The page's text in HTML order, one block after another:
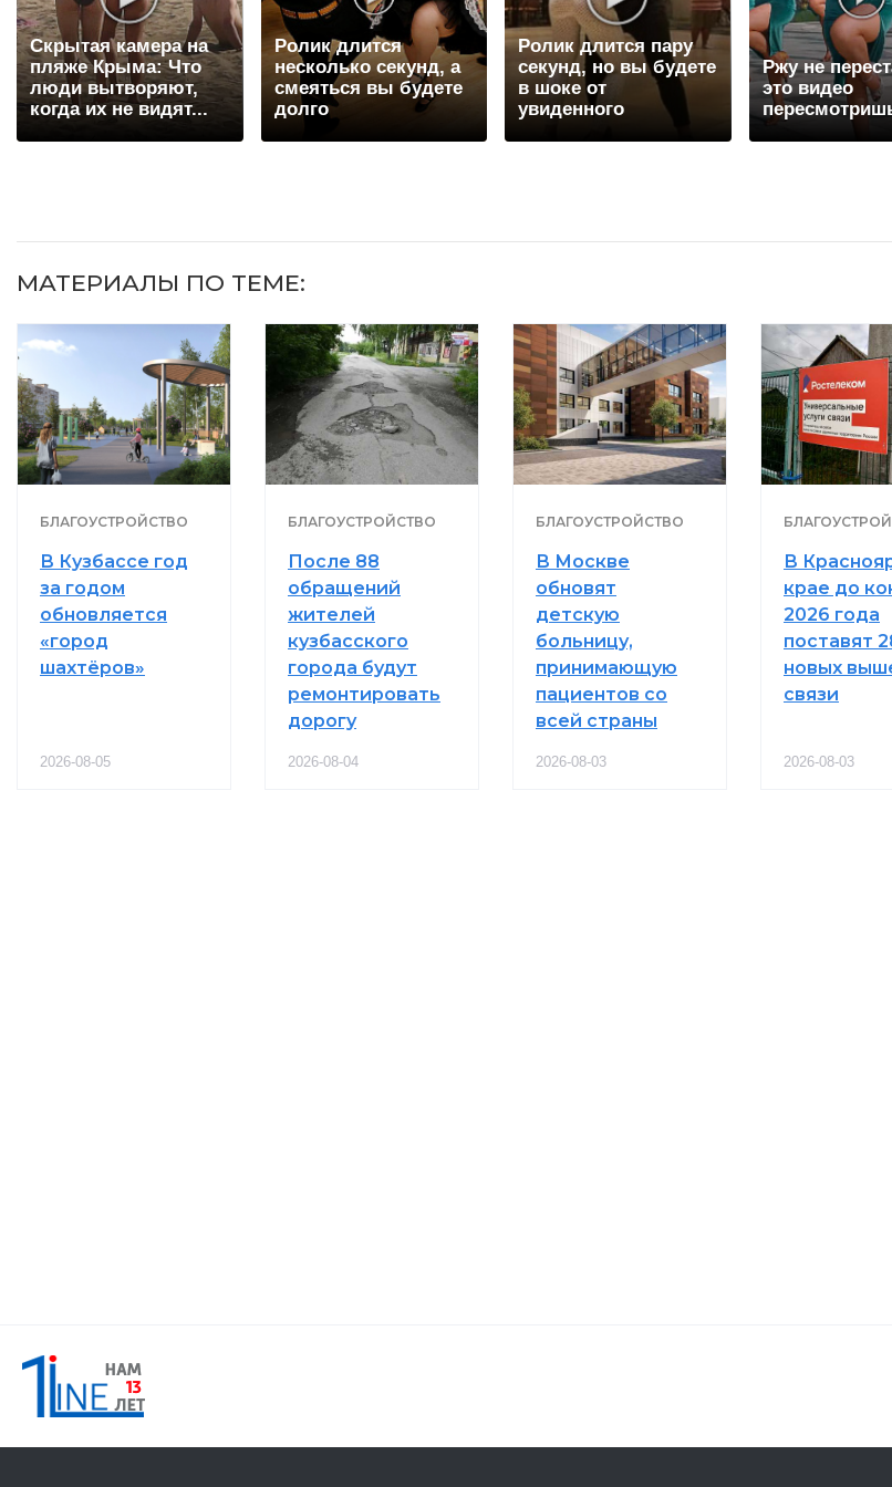
Скрытая камера на
пляже Крыма: Что
люди вытворяют,
когда их не видят...
Ролик длится
несколько секунд, а
смеяться вы будете
долго
Ролик длится пару
секунд, но вы будете
в шоке от
увиденного
Ржу не
это видео
МАТЕРИАЛЫ ПО ТЕМЕ:
БЛАГОУСТРОЙСТВО
В Кузбассе год
за годом
обновляется
«город
шахтёров»
2026-08-05
БЛАГОУСТРОЙСТВО
После 88
обращений
жителей
кузбасского
города будут
ремонтировать
дорогу
2026-08-04
БЛАГОУСТРОЙСТВО
В Москве
обновят
детскую
больницу,
принимающую
пациентов со
всей страны
2026-08-03
В
крае до
2026 года
поставят
новых
связи
2026-08-03